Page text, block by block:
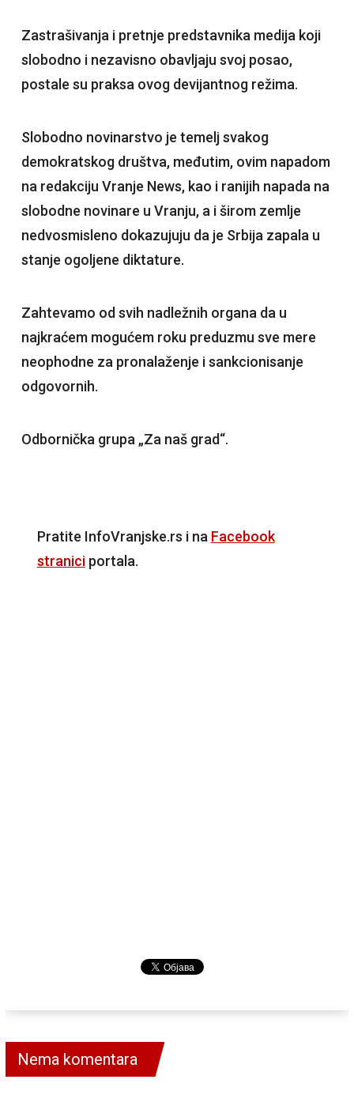
Zastrašivanja i pretnje predstavnika medija koji
slobodno i nezavisno obavljaju svoj posao,
postale su praksa ovog devijantnog režima.
Slobodno novinarstvo je temelj svakog
demokratskog društva, međutim, ovim napadom
na redakciju Vranje News, kao i ranijih napada na
slobodne novinare u Vranju, a i širom zemlje
nedvosmisleno dokazujuju da je Srbija zapala u
stanje ogoljene diktature.
Zahtevamo od svih nadležnih organa da u
najkraćem mogućem roku preduzmu sve mere
neophodne za pronalaženje i sankcionisanje
odgovornih.
Odbornička grupa „Za naš grad“.
Pratite InfoVranjske.rs i na Facebook
straniciportala.
Nema komentara